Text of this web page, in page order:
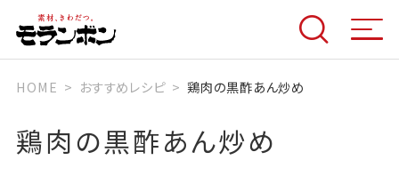
HOME おすすめレシピ 鶏肉の黒酢あん炒め
鶏肉の黒酢あん炒め